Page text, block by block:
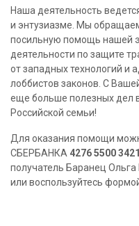
Наша деятельность
и энтузиазме. Мы
посильную помощь нашей
деятельности по защите
от западных технологий
лоббистов законов. С
еще больше полезных дел
Российской семьи!
Для оказания помощи
СБЕРБАНКА 4276 5500
получатель Баранец Ольга
или воспользуйтесь